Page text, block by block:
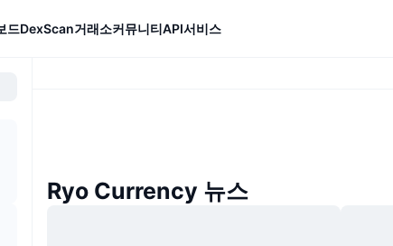
드DexScan거래소커뮤니티API서비스
Ryo Currency 뉴스